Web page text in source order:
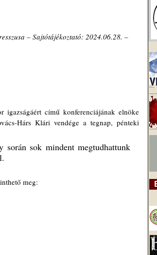
– Sajtótájékoztató: 2024.06.28. –
igazságáért című konferenciájának elnöke
Hárs Klári vendége a tegnap, pénteki
során sok mindent megtudhattunk
meg: